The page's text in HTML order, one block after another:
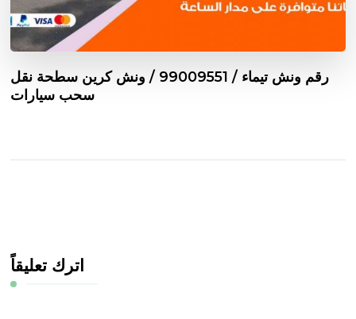
رقم ونش تيماء / 99009551‬ / ونش كرين سطحة نقل
سحب سيارات
اترك تعليقاً